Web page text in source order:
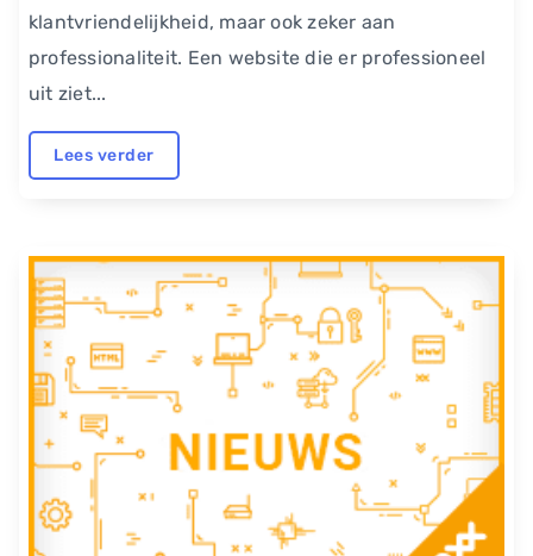
klantvriendelijkheid, maar ook zeker aan
professionaliteit. Een website die er professioneel
uit ziet...
Lees verder